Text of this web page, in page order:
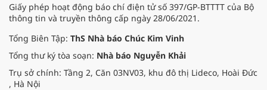
Giấy phép hoạt động báo chí điện tử số 397/GP-BTTTT của Bộ
thông tin và truyền thông cấp ngày 28/06/2021.
Tổng Biên Tập: ThS Nhà báo Chúc Kim Vinh
Tổng thư ký tòa soạn: Nhà báo Nguyễn Khải
Trụ sở chính: Tầng 2, Căn 03NV03, khu đô thị Lideco, Hoài Đức
, Hà Nội